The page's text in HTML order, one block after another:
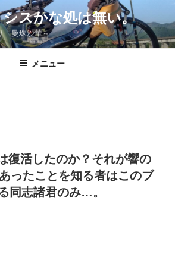
スかな処は無い。
曼珠沙華～
メニュー
復活したのか？それが響の
ったことを知る者はこのブ
同志諸君のみ…。